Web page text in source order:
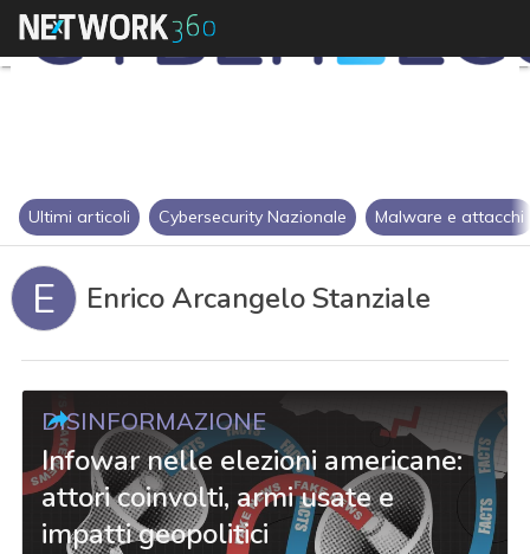
Ultimi articoli Cybersecurity Nazionale Malware e attacchi
E Enrico Arcangelo Stanziale
DISINFORMAZIONE
Infowar nelle elezioni americane:
attori coinvolti, armi usate e
impatti geopolitici